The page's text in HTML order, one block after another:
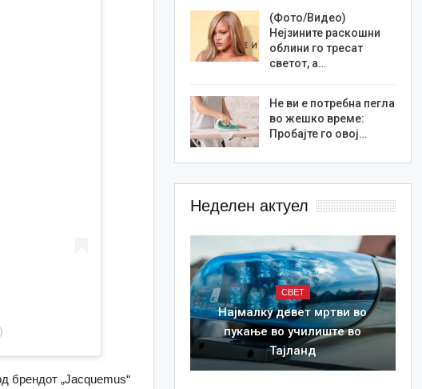
брендот „Jacquemus“
(Фото/Видео)
Нејзините раскошни
облини го тресат
светот, а…
Не ви е потребна пегла
во жешко време:
Пробајте го овој…
Неделен актуел
СВЕТ
Најмалку девет мртви во
пукање во училиште во
Тајланд